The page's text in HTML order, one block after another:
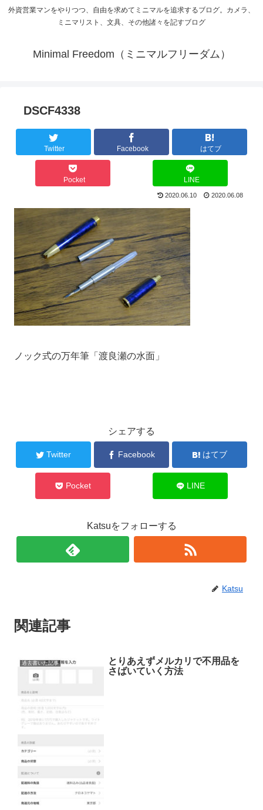
外資営業マンをやりつつ、自由を求めてミニマルを追求するブログ。カメラ、
ミニマリスト、文具、その他諸々を記すブログ
Minimal Freedom（ミニマルフリーダム）
DSCF4338
Twitter Facebook はてブ
Pocket LINE
2020.06.10 2020.06.08
ノック式の万年筆「渡良瀬の水面」
シェアする
Twitter Facebook はてブ
Pocket LINE
Katsuをフォローする
Katsu
関連記事
過去書いた記事
とりあえずメルカリで不用品を
さばいていく方法